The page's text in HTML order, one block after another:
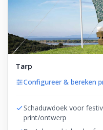
Tarp
Configureer & bereken
Schaduwdoek voor
print/ontwerp